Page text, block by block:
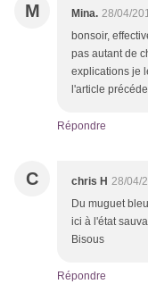
M Mina. 28/04/
bonsoir,
pas autant de
explications je
l'article
Répondre
C chris H 28/04/
Du muguet
ici à l'état
Bisous
Répondre